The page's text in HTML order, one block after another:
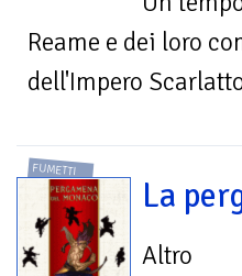
Reame e dei loro
dell'Impero
FUMETTI
La
Altro